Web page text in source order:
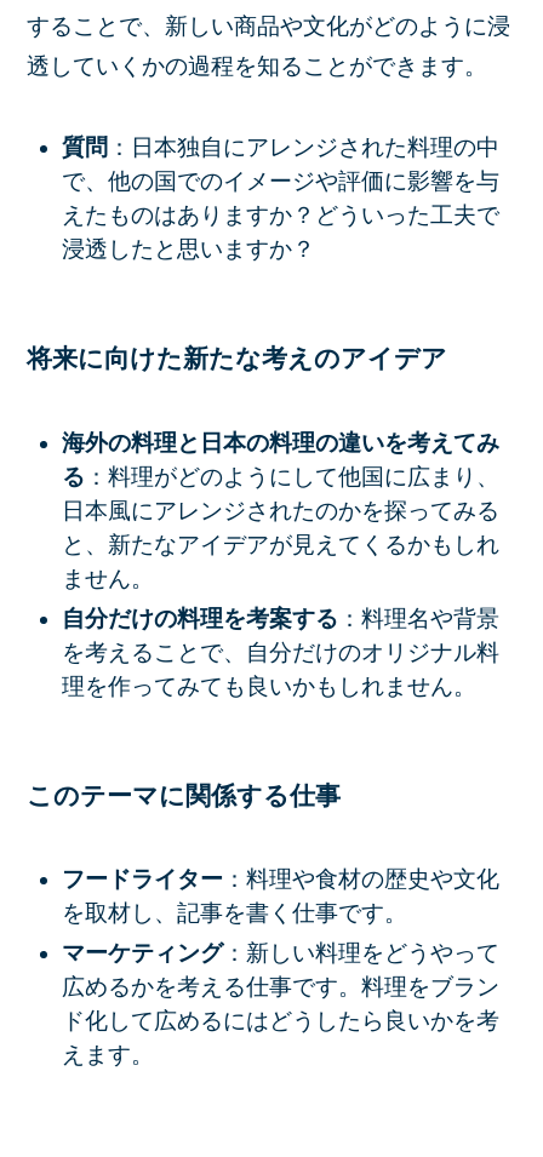
することで、新しい商品や文化がどのように浸
透していくかの過程を知ることができます。
質問 ：日本独自にアレンジされた料理の中
で、他の国でのイメージや評価に影響を与
えたものはありますか？どういった工夫で
浸透したと思いますか？
将来に向けた新たな考えのアイデア
海外の料理と日本の料理の違いを考えてみ
る ：料理がどのようにして他国に広まり、
日本風にアレンジされたのかを探ってみる
と、新たなアイデアが見えてくるかもしれ
ません。
自分だけの料理を考案する ：料理名や背景
を考えることで、自分だけのオリジナル料
理を作ってみても良いかもしれません。
このテーマに関係する仕事
フードライター ：料理や食材の歴史や文化
を取材し、記事を書く仕事です。
マーケティング：新しい料理をどうやって
広めるかを考える仕事です。料理をブラン
ド化して広めるにはどうしたら良いかを考
えます。